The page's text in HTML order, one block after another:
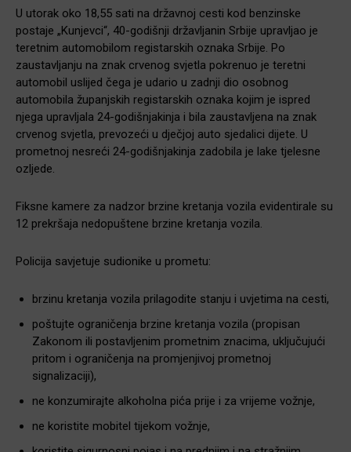
U utorak oko 18,55 sati na državnoj cesti kod benzinske
postaje „Kunjevci“, 40-godišnji državljanin Srbije upravljao je
teretnim automobilom registarskih oznaka Srbije. Po
zaustavljanju na znak crvenog svjetla pokrenuo je teretni
automobil uslijed čega je udario u zadnji dio osobnog
automobila županjskih registarskih oznaka kojim je ispred
njega upravljala 24-godišnjakinja i bila zaustavljena na znak
crvenog svjetla, prevozeći u dječjoj auto sjedalici dijete. U
prometnoj nesreći 24-godišnjakinja zadobila je lake tjelesne
ozljede.
Fiksne kamere za nadzor brzine kretanja vozila evidentirale su
12 prekršaja nedopuštene brzine kretanja vozila.
Policija savjetuje sudionike u prometu:
brzinu kretanja vozila prilagodite stanju i uvjetima na cesti,
poštujte ograničenja brzine kretanja vozila (propisan
Zakonom ili postavljenim prometnim znacima, uključujući
pritom i ograničenja na promjenjivoj prometnoj
signalizaciji),
ne konzumirajte alkoholna pića prije i za vrijeme vožnje,
ne koristite mobitel tijekom vožnje,